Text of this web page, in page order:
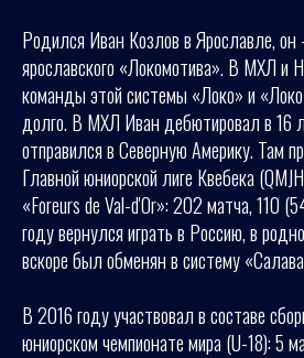
Родился Иван Козлов в Ярославле, он
ярославского «Локомотива». В МХЛ и
команды этой системы «Локо» и
долго. В МХЛ Иван дебютировал в 16
отправился в Северную Америку. Там
Главной юниорской лиге Квебека
«Foreurs de Val-d'Or»: 202 матча, 110
году вернулся играть в Россию, в
вскоре был обменян в систему
В 2016 году участвовал в составе
юниорском чемпионате мира (U-18): 5